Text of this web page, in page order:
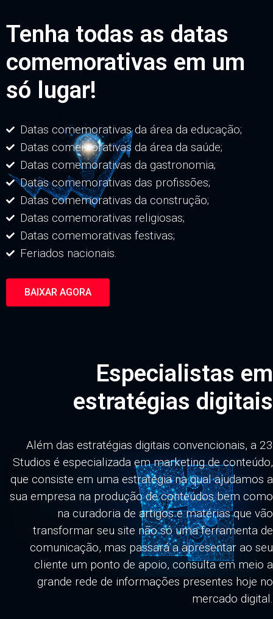
Tenha todas as datas
comemorativas em um
só lugar!
Datas comemorativas da área da educação;
Datas comemorativas da área da saúde;
Datas comemorativas da gastronomia;
Datas comemorativas das profissões;
Datas comemorativas da construção;
Datas comemorativas religiosas;
Datas comemorativas festivas;
Feriados nacionais.
BAIXAR AGORA
Especialistas em
estratégias digitais
Além das estratégias digitais convencionais, a 23
Studios é especializada em marketing de conteúdo,
que consiste em uma estratégia na qual ajudamos a
sua empresa na produção de conteúdos bem como
na curadoria de artigos e matérias que vão
transformar seu site não só uma ferramenta de
comunicação, mas passará a apresentar ao seu
cliente um ponto de apoio, consulta em meio a
grande rede de informações presentes hoje no
mercado digital.